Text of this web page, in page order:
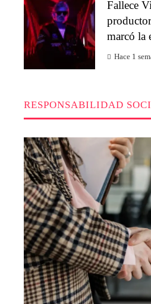
Fallece
marcó la
Hace 1
RESPONSABILIDAD